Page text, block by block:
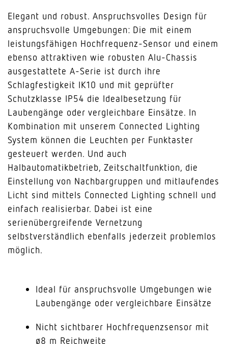
Elegant und robust. Anspruchsvolles Design für
anspruchsvolle Umgebungen: Die mit einem
leistungsfähigen Hochfrequenz-Sensor und einem
ebenso attraktiven wie robusten Alu-Chassis
ausgestattete A-Serie ist durch ihre
Schlagfestigkeit IK10 und mit geprüfter
Schutzklasse IP54 die Idealbesetzung für
Laubengänge oder vergleichbare Einsätze. In
Kombination mit unserem Connected Lighting
System können die Leuchten per Funktaster
gesteuert werden. Und auch
Halbautomatikbetrieb, Zeitschaltfunktion, die
Einstellung von Nachbargruppen und mitlaufendes
Licht sind mittels Connected Lighting schnell und
einfach realisierbar. Dabei ist eine
serienübergreifende Vernetzung
selbstverständlich ebenfalls jederzeit problemlos
möglich.
Ideal für anspruchsvolle Umgebungen wie
Laubengänge oder vergleichbare Einsätze
Nicht sichtbarer Hochfrequenzsensor mit
ø8 m Reichweite